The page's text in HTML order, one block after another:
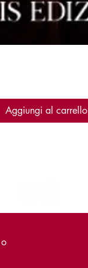
Aggiungi al carrello